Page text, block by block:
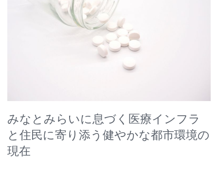
みなとみらいに息づく医療インフラ
と住民に寄り添う健やかな都市環境の
現在